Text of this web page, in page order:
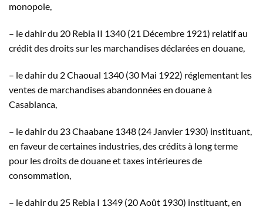
monopole,
– le dahir du 20 Rebia II 1340 (21 Décembre 1921) relatif au
crédit des droits sur les marchandises déclarées en douane,
– le dahir du 2 Chaoual 1340 (30 Mai 1922) réglementant les
ventes de marchandises abandonnées en douane à
Casablanca,
– le dahir du 23 Chaabane 1348 (24 Janvier 1930) instituant,
en faveur de certaines industries, des crédits à long terme
pour les droits de douane et taxes intérieures de
consommation,
– le dahir du 25 Rebia I 1349 (20 Août 1930) instituant, en